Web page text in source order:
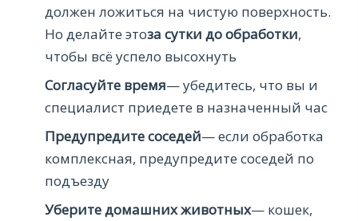
должен ложиться на чистую поверхность.
Но делайте этоза сутки до обработки,
чтобы всё успело высохнуть
Согласуйте время— убедитесь, что вы и
специалист приедете в назначенный час
Предупредите соседей— если обработка
комплексная, предупредите соседей по
подъезду
Уберите домашних животных— кошек,